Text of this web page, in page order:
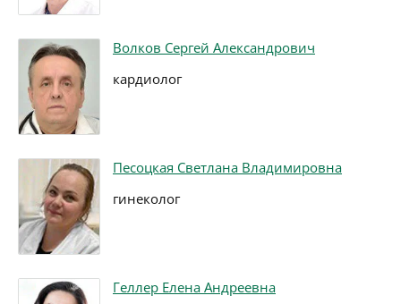
Волков Сергей Александрович
кардиолог
Песоцкая Светлана Владимировна
гинеколог
Геллер Елена Андреевна